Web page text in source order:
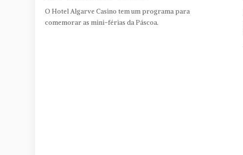
O Hotel Algarve Casino tem um programa para
comemorar as mini-férias da Páscoa.